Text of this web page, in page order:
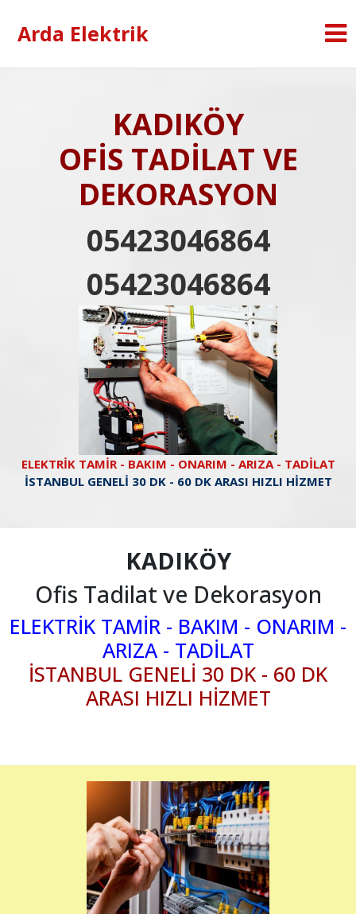
Arda Elektrik
KADIKÖY
OFİS TADİLAT VE
DEKORASYON
05423046864
05423046864
ELEKTRİK TAMİR - BAKIM - ONARIM - ARIZA - TADİLAT
İSTANBUL GENELİ 30 DK - 60 DK ARASI HIZLI HİZMET
KADIKÖY
Ofis Tadilat ve Dekorasyon
ELEKTRİK TAMİR - BAKIM - ONARIM -
ARIZA - TADİLAT
İSTANBUL GENELİ 30 DK - 60 DK
ARASI HIZLI HİZMET